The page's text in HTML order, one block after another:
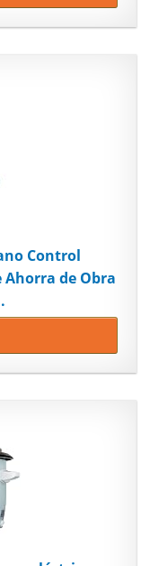
Control
de Obra